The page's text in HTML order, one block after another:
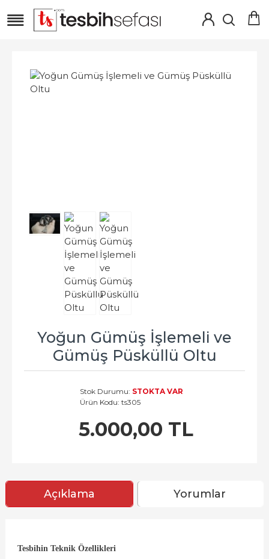
Yoğun Gümüş İşlemeli ve
Gümüş Püsküllü Oltu
5.000,00 TL
Stok Durumu: STOKTA VAR
Ürün Kodu: ts305
Açıklama Yorumlar
Tesbihin Teknik Özellikleri